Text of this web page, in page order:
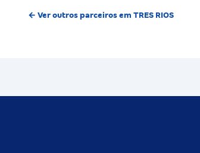
← Ver outros parceiros em TRES RIOS